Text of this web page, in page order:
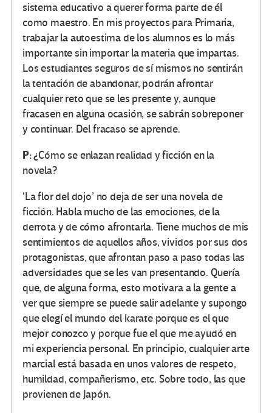
sistema educativo a querer forma parte de él
como maestro. En mis proyectos para Primaria,
trabajar la autoestima de los alumnos es lo más
importante sin importar la materia que impartas.
Los estudiantes seguros de sí mismos no sentirán
la tentación de abandonar, podrán afrontar
cualquier reto que se les presente y, aunque
fracasen en alguna ocasión, se sabrán sobreponer
y continuar. Del fracaso se aprende.
P:¿Cómo se enlazan realidad y ficción en la
novela?
‘La flor del dojo’ no deja de ser una novela de
ficción. Habla mucho de las emociones, de la
derrota y de cómo afrontarla. Tiene muchos de mis
sentimientos de aquellos años, vividos por sus dos
protagonistas, que afrontan paso a paso todas las
adversidades que se les van presentando. Quería
que, de alguna forma, esto motivara a la gente a
ver que siempre se puede salir adelante y supongo
que elegí el mundo del karate porque es el que
mejor conozco y porque fue el que me ayudó en
mi experiencia personal. En principio, cualquier arte
marcial está basada en unos valores de respeto,
humildad, compañerismo, etc. Sobre todo, las que
provienen de Japón.